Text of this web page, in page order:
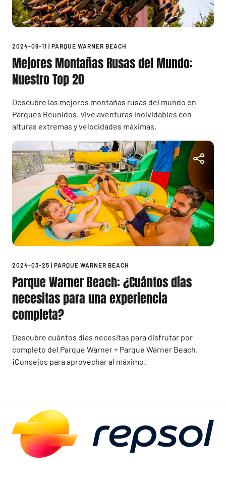
2024-09-11 PARQUE WARNER BEACH
Mejores Montañas Rusas del Mundo:
Nuestro Top 20
Descubre las mejores montañas rusas del mundo en
Parques Reunidos. Vive aventuras inolvidables con
alturas extremas y velocidades máximas.
2024-03-25 PARQUE WARNER BEACH
Parque Warner Beach: ¿Cuántos días
necesitas para una experiencia
completa?
Descubre cuántos días necesitas para disfrutar por
completo del Parque Warner + Parque Warner Beach.
¡Consejos para aprovechar al máximo!